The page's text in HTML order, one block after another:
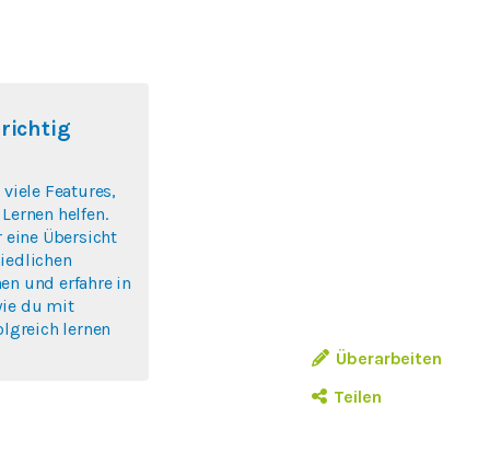
Überarbeiten
Teilen
richtig
Features,
helfen.
Übersicht
und erfahre in
du mit
lernen